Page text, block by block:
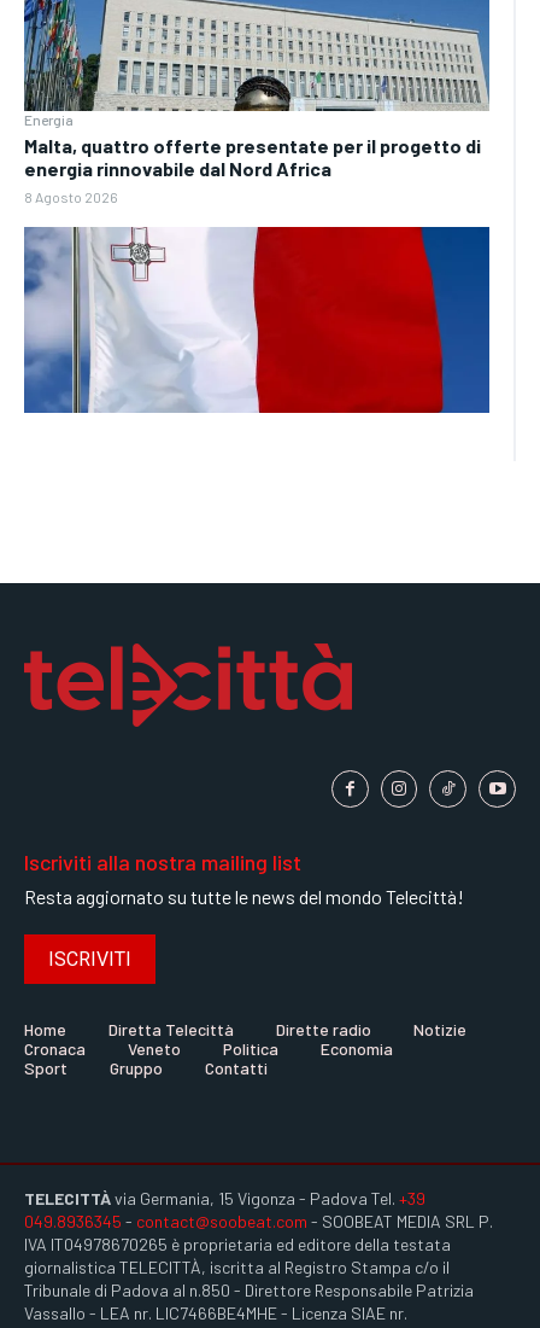
Energia
Malta, quattro offerte presentate per il progetto di
energia rinnovabile dal Nord Africa
8 Agosto 2026
Iscriviti alla nostra mailing list
Resta aggiornato su tutte le news del mondo Telecittà!
ISCRIVITI
Home Diretta Telecittà Dirette radio
Notizie
Cronaca
Veneto Politica
Economia
Sport
Gruppo Contatti
TELECITTÀvia Germania, 15 Vigonza - Padova Tel. +39
049.8936345 - contact@soobeat.com - SOOBEAT MEDIA SRL P.
IVA IT04978670265 è proprietaria ed editore della testata
giornalistica TELECITTÀ, iscritta al Registro Stampa c/o il
Tribunale di Padova al n.850 - Direttore Responsabile Patrizia
Vassallo - LEA nr. LIC7466BE4MHE - Licenza SIAE nr.